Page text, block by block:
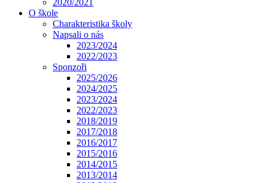
2020/2021
O škole
Charakteristika školy
Napsali o nás
2023/2024
2022/2023
Sponzoři
2025/2026
2024/2025
2023/2024
2022/2023
2018/2019
2017/2018
2016/2017
2015/2016
2014/2015
2013/2014